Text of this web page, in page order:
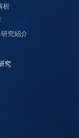
析
究紹介
究